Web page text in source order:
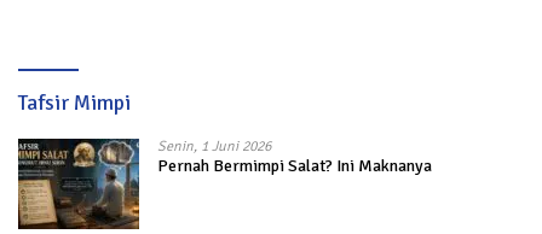
Tafsir Mimpi
Senin, 1 Juni 2026
Pernah Bermimpi Salat? Ini Maknanya